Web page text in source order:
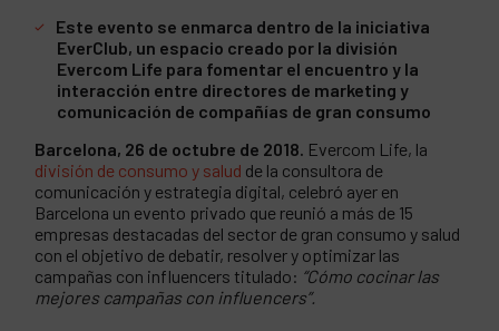
Este evento se enmarca dentro de la iniciativa
EverClub, un espacio creado por la división
Evercom Life para fomentar el encuentro y la
interacción entre directores de marketing y
comunicación de compañías de gran consumo
Barcelona, 26 de octubre de 2018. Evercom Life, la
división de consumo y salud de la consultora de
comunicación y estrategia digital, celebró ayer en
Barcelona un evento privado que reunió a más de 15
empresas destacadas del sector de gran consumo y salud
con el objetivo de debatir, resolver y optimizar las
campañas con influencers titulado: “Cómo cocinar las
mejores campañas con influencers”.